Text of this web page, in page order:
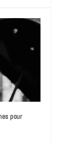
pour